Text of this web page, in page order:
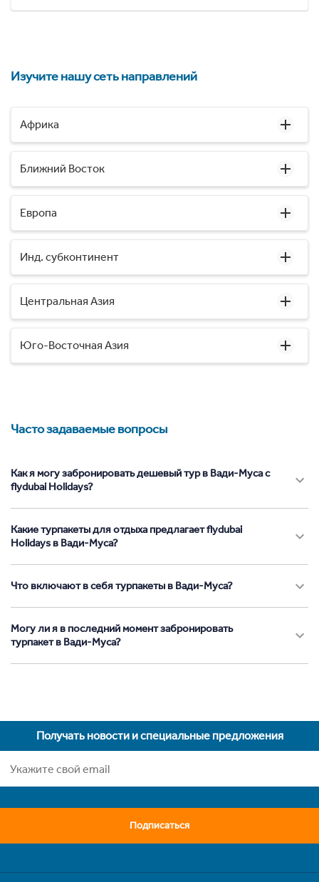
Изучите нашу сеть направлений
Африка
Ближний Восток
Европа
Инд. субконтинент
Центральная Азия
Юго-Восточная Азия
Часто задаваемые вопросы
Как я могу забронировать дешевый тур в Вади-Муса с
flydubai Holidays?
Какие турпакеты для отдыха предлагает flydubai
Holidays в Вади-Муса?
Что включают в себя турпакеты в Вади-Муса?
Могу ли я в последний момент забронировать
турпакет в Вади-Муса?
Получать новости и специальные предложения
Подписаться